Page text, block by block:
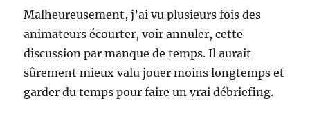
Malheureusement, j’ai vu plusieurs fois des
animateurs écourter, voir annuler, cette
discussion par manque de temps. Il aurait
sûrement mieux valu jouer moins longtemps et
garder du temps pour faire un vrai débriefing.